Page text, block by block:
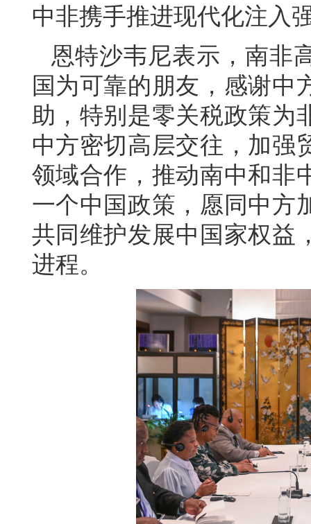
中非携手推进现代化注入
恩特沙韦尼表示，南非
国为可靠的朋友，感谢中
助，特别是零关税政策为
中方密切高层交往，加强
领域合作，推动南中和非
一个中国政策，愿同中方
共同维护发展中国家权益
进程。